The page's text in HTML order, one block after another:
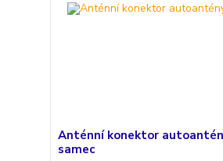
Anténní konektor
samec